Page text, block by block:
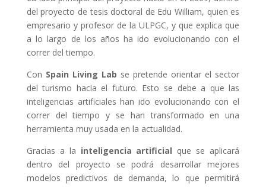
del proyecto de tesis doctoral de Edu William, quien es
empresario y profesor de la ULPGC, y que explica que
a lo largo de los años ha ido evolucionando con el
correr del tiempo.
Con Spain Living Lab se pretende orientar el sector
del turismo hacia el futuro. Esto se debe a que las
inteligencias artificiales han ido evolucionando con el
correr del tiempo y se han transformado en una
herramienta muy usada en la actualidad.
Gracias a la inteligencia artificial que se aplicará
dentro del proyecto se podrá desarrollar mejores
modelos predictivos de demanda, lo que permitirá